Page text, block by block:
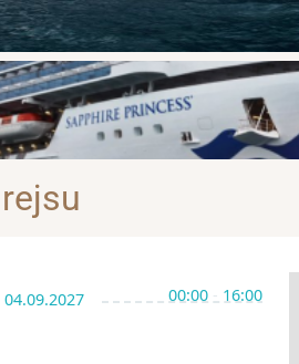
rejsu
00:00 - 16:00
04.09.2027